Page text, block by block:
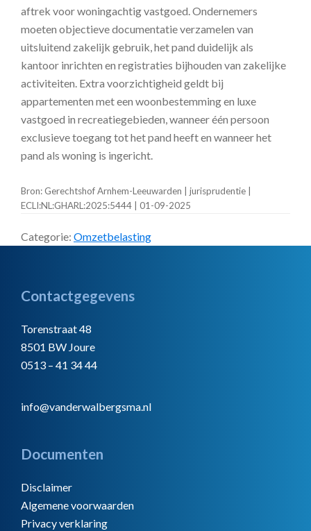
aftrek voor woningachtig vastgoed. Ondernemers
moeten objectieve documentatie verzamelen van
uitsluitend zakelijk gebruik, het pand duidelijk als
kantoor inrichten en registraties bijhouden van zakelijke
activiteiten. Extra voorzichtigheid geldt bij
appartementen met een woonbestemming en luxe
vastgoed in recreatiegebieden, wanneer één persoon
exclusieve toegang tot het pand heeft en wanneer het
pand als woning is ingericht.
Bron: Gerechtshof Arnhem-Leeuwarden | jurisprudentie |
ECLI:NL:GHARL:2025:5444 | 01-09-2025
Categorie: Omzetbelasting
Footer
Contactgegevens
Torenstraat 48
8501 BW Joure
0513 – 41 34 44
info@vanderwalbergsma.nl
Documenten
Disclaimer
Algemene voorwaarden
Privacy verklaring